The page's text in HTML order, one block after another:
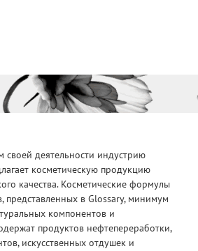
своей деятельности индустрию
косметическую продукцию
качества. Косметические формулы
представленных в Glossary, минимум
компонентов и
продуктов нефтепереработки,
искусственных отдушек и